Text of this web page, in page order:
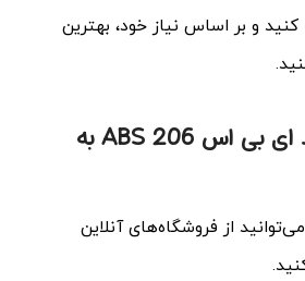
کنید و بر اساس نیاز خود، بهترین
چگونگی خرید ای بی اس ABS 206 به
می‌توانید از فروشگاه‌های آنلاین